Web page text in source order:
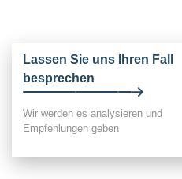
Lassen Sie uns Ihren Fall
besprechen
Wir werden es analysieren und
Empfehlungen geben